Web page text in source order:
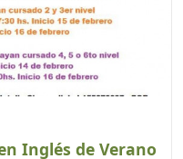
Inglés de Verano